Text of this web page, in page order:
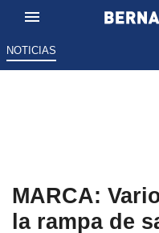
NOTICIAS
MARCA:
la rampa de